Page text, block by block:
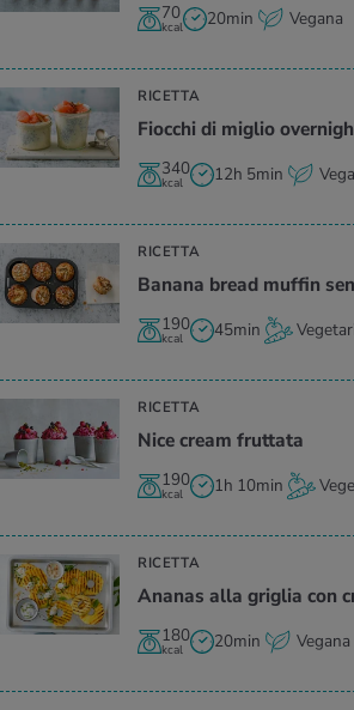
70
kcal 20min Vegana
RICETTA
Fioc­chi di mi­glio
340
kcal 12h 5min
RICETTA
Ba­na­na bread muf­fin
190
kcal 45min
RICETTA
Nice cream frut­ta­ta
190
kcal 1h 10min
RICETTA
Ana­nas alla gri­glia con
180
kcal 20min Vegana